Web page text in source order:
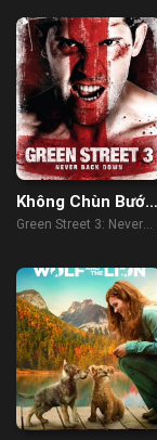
Không Chùn Bước
3
Green Street 3: Never